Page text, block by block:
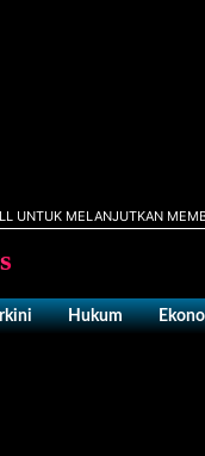
UNTUK MELANJUTKAN
Hukum